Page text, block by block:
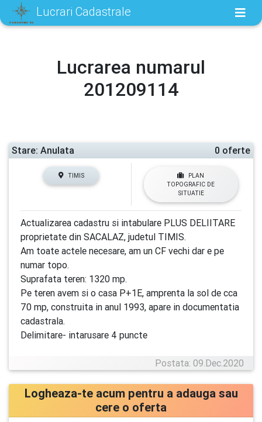
Lucrari Cadastrale
Lucrarea numarul
201209114
Stare: Anulata 0 oferte
TIMIS
PLAN
TOPOGRAFIC DE
SITUATIE
Actualizarea cadastru si intabulare PLUS DELIITARE
proprietate din SACALAZ, judetul TIMIS.
Am toate actele necesare, am un CF vechi dar e pe
numar topo.
Suprafata teren: 1320 mp.
Pe teren avem si o casa P+1E, amprenta la sol de cca
70 mp, construita in anul 1993, apare in documentatia
cadastrala.
Delimitare- intarusare 4 puncte
Postata: 09.Dec.2020
Logheaza-te acum pentru a adauga sau
cere o oferta